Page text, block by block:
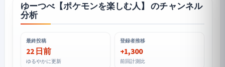
ゆーつべ【ポケモンを楽しむ人】 のチャンネル
分析
最終投稿
22 日前
ゆるやかに更新
登録者推移
+1,300
前回計測比